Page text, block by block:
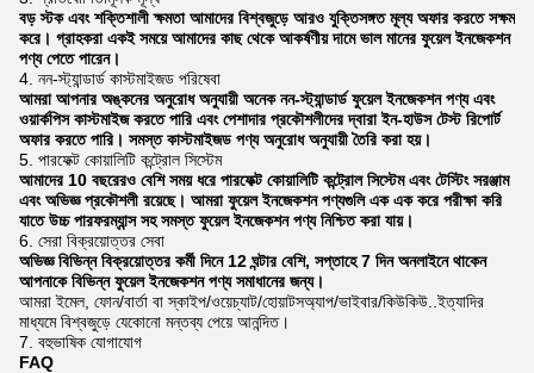
বড় স্টক এবং শক্তিশালী ক্ষমতা আমাদের বিশ্বজুড়ে আরও যুক্তিসঙ্গত মূল্য অফার করতে সক্ষম
করে। গ্রাহকরা একই সময়ে আমাদের কাছ থেকে আকর্ষণীয় দামে ভাল মানের ফুয়েল ইনজেকশন
পণ্য পেতে পারেন।
4. নন-স্ট্যান্ডার্ড কাস্টমাইজড পরিষেবা
আমরা আপনার অঙ্কনের অনুরোধ অনুযায়ী অনেক নন-স্ট্যান্ডার্ড ফুয়েল ইনজেকশন পণ্য এবং
ওয়ার্কপিস কাস্টমাইজ করতে পারি এবং পেশাদার প্রকৌশলীদের দ্বারা ইন-হাউস টেস্ট রিপোর্ট
অফার করতে পারি। সমস্ত কাস্টমাইজড পণ্য অনুরোধ অনুযায়ী তৈরি করা হয়।
5. পারফেক্ট কোয়ালিটি কন্ট্রোল সিস্টেম
আমাদের 10 বছরেরও বেশি সময় ধরে পারফেক্ট কোয়ালিটি কন্ট্রোল সিস্টেম এবং টেস্টিং সরঞ্জাম
এবং অভিজ্ঞ প্রকৌশলী রয়েছে। আমরা ফুয়েল ইনজেকশন পণ্যগুলি এক এক করে পরীক্ষা করি
যাতে উচ্চ পারফরম্যান্স সহ সমস্ত ফুয়েল ইনজেকশন পণ্য নিশ্চিত করা যায়।
6. সেরা বিক্রয়োত্তর সেবা
অভিজ্ঞ বিভিন্ন বিক্রয়োত্তর কর্মী দিনে 12 ঘন্টার বেশি, সপ্তাহে 7 দিন অনলাইনে থাকেন
আপনাকে বিভিন্ন ফুয়েল ইনজেকশন পণ্য সমাধানের জন্য।
আমরা ইমেল, ফোন/বার্তা বা স্কাইপ/ওয়েচ্যাট/হোয়াটসঅ্যাপ/ভাইবার/কিউকিউ..ইত্যাদির
মাধ্যমে বিশ্বজুড়ে যেকোনো মন্তব্য পেয়ে আনন্দিত।
7. বহুভাষিক যোগাযোগ
FAQ